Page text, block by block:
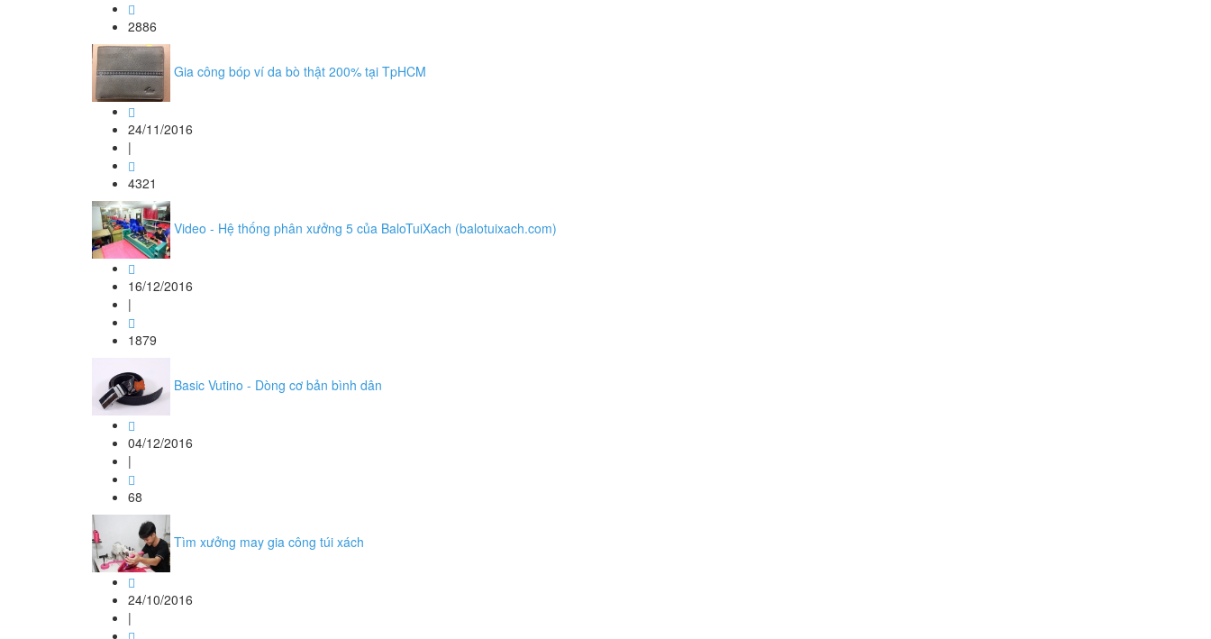
2886
Gia công bóp ví da bò thật 200% tại TpHCM
24/11/2016
|
4321
Video - Hệ thống phân xưởng 5 của BaloTuiXach (balotuixach.com)
16/12/2016
|
1879
Basic Vutino - Dòng cơ bản bình dân
04/12/2016
|
68
Tìm xưởng may gia công túi xách
24/10/2016
|